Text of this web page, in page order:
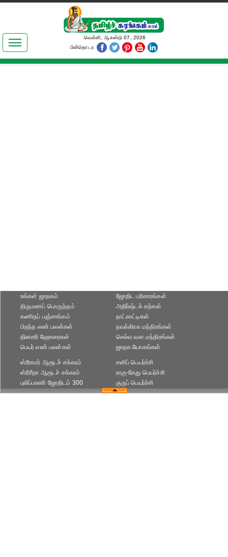
இலக்கியங்கள்
தமிழ் உலகம்
வெள்ளி, ஆகஸ்டு 07, 2026
பின்தொடர
உங்கள் ஜாதகம்
திருமணப் பொருத்தம்
கணிதப் பஞ்சாங்கம்
ஜோதிட ப‌ரிகார‌ங்க‌ள்
அதிர்ஷ்டக் கற்கள்
நாட்காட்டிகள்
பிறந்த எண் பலன்கள்
தினசரி ஹோரைகள்
பெயர் எண் பலன்கள்
நவக்கிரக மந்திரங்கள்
செல்வ வள மந்திரங்கள்
ஜாதக யோகங்கள்
ஸ்ரீராமர் ஆரூடச் சக்கரம்
ஸ்ரீசீதா ஆரூடச் சக்கரம்
புலிப்பாணி ஜோதிடம் 300
சனிப் பெயர்ச்சி
ராகு-கேது பெயர்ச்சி
குருப் பெயர்ச்சி